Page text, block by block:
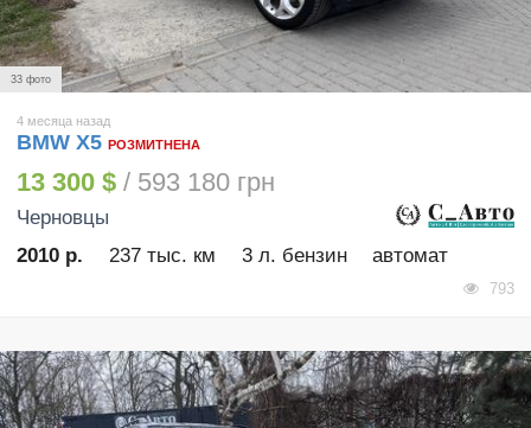
33 фото
4 месяца назад
BMW X5 РОЗМИТНЕНА
13 300 $ / 593 180 грн
Черновцы
2010 р.
237 тыс. км 3 л. бензин автомат
793